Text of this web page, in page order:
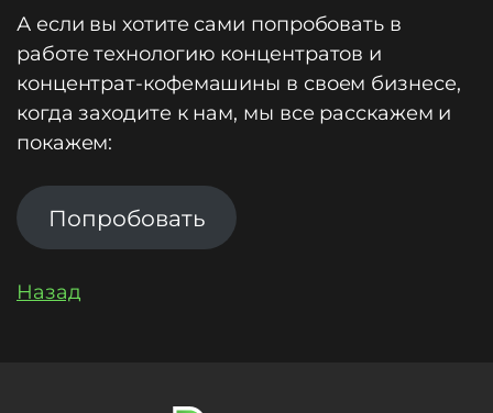
А если вы хотите сами попробовать в
работе технологию концентратов и
концентрат-кофемашины в своем бизнесе,
когда заходите к нам, мы все расскажем и
покажем:
Попробовать
Назад